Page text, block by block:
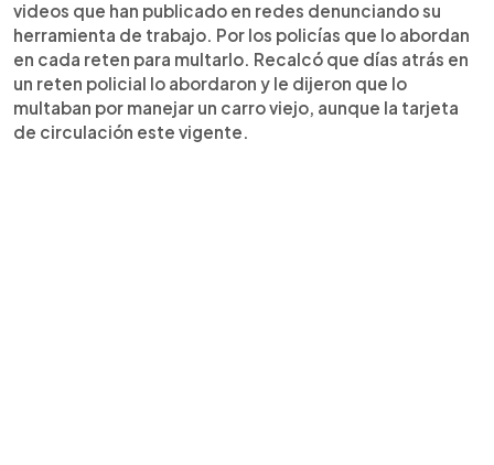
videos que han publicado en redes denunciando su
herramienta de trabajo. Por los policías que lo abordan
en cada reten para multarlo. Recalcó que días atrás en
un reten policial lo abordaron y le dijeron que lo
multaban por manejar un carro viejo, aunque la tarjeta
de circulación este vigente.